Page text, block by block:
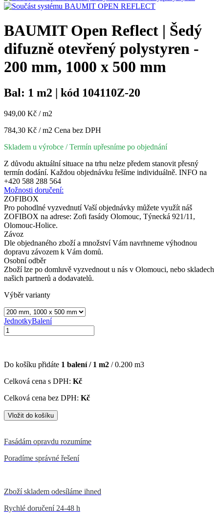
BAUMIT Open Reflect | Šedý
difuzně otevřený polystyren -
200 mm, 1000 x 500 mm
Bal: 1 m2 | kód 104110Z-20
949,00 Kč / m2
784,30 Kč / m2 Cena bez DPH
Skladem u výrobce / Termín upřesníme po objednání
Z důvodu aktuální situace na trhu nelze předem stanovit přesný
termín dodání. Každou objednávku řešíme individuálně. INFO na
+420 588 288 564
Možnosti doručení:
ZOFIBOX
Pro pohodlné vyzvednutí Vaší objednávky můžete využít náš
ZOFIBOX na adrese: Zofi fasády Olomouc, Týnecká 921/11,
Olomouc-Holice.
Závoz
Dle objednaného zboží a množství Vám navrhneme výhodnou
dopravu závozem k Vám domů.
Osobní odběr
Zboží lze po domluvě vyzvednout u nás v Olomouci, nebo skladech
našich partnerů a dodavatelů.
Výběr varianty
JednotkyBalení
Do košíku přidáte 1 balení / 1 m2 /0.200 m3
Celková cena s DPH: Kč
Celková cena bez DPH: Kč
Fasádám opravdu rozumíme
Poradíme správné řešení
Zboží skladem odesíláme ihned
Rychlé doručení 24-48 h